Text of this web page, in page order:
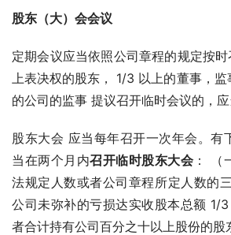
股东（大）会会议
定期会议应当依照公司章程的规定按
上表决权的股东， 1/3 以上的董事，监
的公司的监事 提议召开临时会议的，应
股东大会 应当每年召开一次年会。有
当在两个月内召开临时股东大会 ： （
法规定人数或者公司章程所定人数的
公司未弥补的亏损达实收股本总额 1/
者合计持有公司百分之十以上股份的股